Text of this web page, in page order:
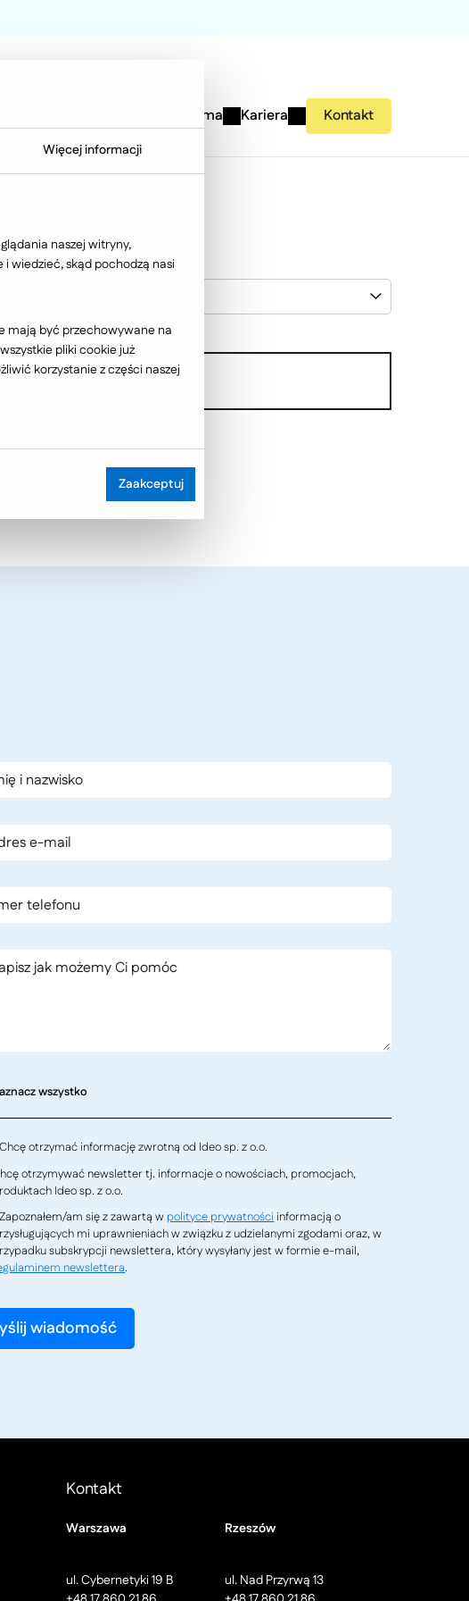
Firma Kariera Kontakt
wszystko
Chcę otrzymać informację zwrotną od Ideo sp. z o.o.
otrzymywać newsletter tj. informacje o nowościach, promocjach,
Ideo sp. z o.o.
Zapoznałem/am się z zawartą w polityce prywatności informacją o
mi uprawnieniach w związku z udzielanymi zgodami oraz, w
subskrypcji newslettera, który wysyłany jest w formie e-mail,
newslettera.
Kontakt
Warszawa
ul. Cybernetyki 19 B
Rzeszów
ul. Nad Przyrwą 13
Więcej informacji
naszej witryny,
wiedzieć, skąd pochodzą nasi
mają być przechowywane na
pliki cookie już
korzystanie z części naszej
Zaakceptuj